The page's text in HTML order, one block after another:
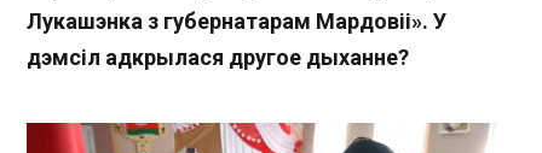
Лукашэнка з губернатарам Мардовіі». У
дэмсіл адкрылася другое дыханне?